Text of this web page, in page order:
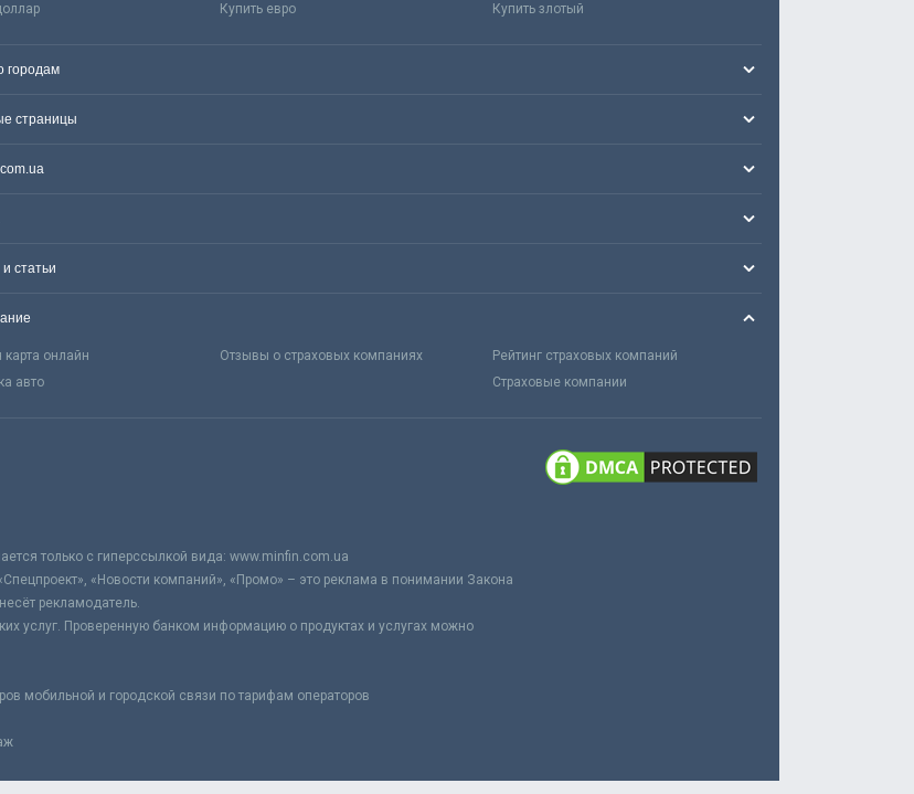
Купить евро Купить злотый
городам
страницы
статьи
карта онлайн Отзывы о страховых компаниях
Рейтинг страховых компаний
авто
Страховые компании
только с гиперссылкой вида: www.minfin.com.ua
«Новости компаний», «Промо» – это реклама в понимании Закона
рекламодатель.
услуг. Проверенную банком информацию о продуктах и услугах можно
мобильной и городской связи по тарифам операторов